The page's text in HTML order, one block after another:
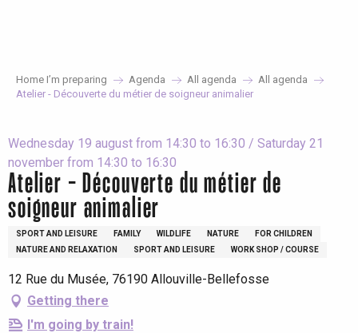
Home I’m preparing Agenda All agenda
All agenda
Atelier - Découverte du métier de soigneur animalier
Wednesday 19 august from 14:30 to 16:30 / Saturday 21
november from 14:30 to 16:30
Atelier - Découverte du métier de
soigneur animalier
SPORT AND LEISURE FAMILY WILDLIFE NATURE
FOR CHILDREN
NATURE AND RELAXATION
SPORT AND LEISURE WORK SHOP / COURSE
12 Rue du Musée, 76190 Allouville-Bellefosse
Getting there
I'm going by train!